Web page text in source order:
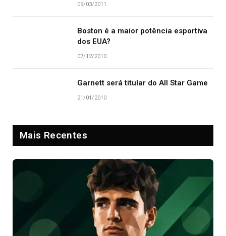
09/03/2011
Boston é a maior potência esportiva
dos EUA?
07/12/2010
Garnett será titular do All Star Game
21/01/2010
Mais Recentes